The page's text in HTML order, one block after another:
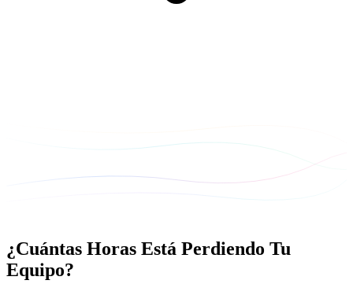
¿Cuántas Horas Está Perdiendo Tu
Equipo?